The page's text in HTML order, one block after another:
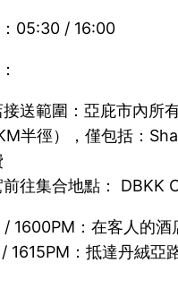
05:30 / 16:00
接送範圍：亞庇市內所
半徑），僅包括：
前往集合地點： DBKK
1600PM：在客人的酒
1615PM：抵達丹絨亞